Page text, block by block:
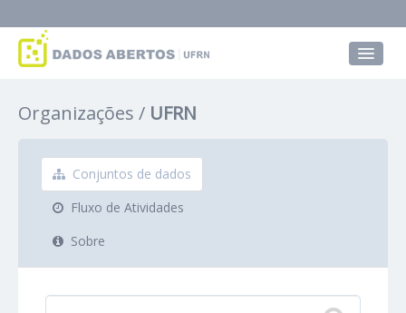
Grupos
Sobre
Organizações UFRN
Conjuntos de dados
Fluxo de Atividades
Sobre